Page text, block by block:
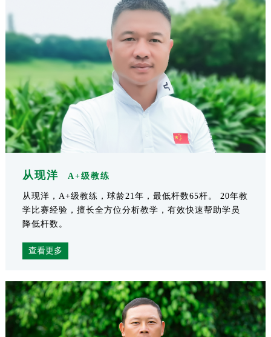
从现洋 A+级教练
从现洋，A+级教练，球龄21年，最低杆数65杆。 20年教
学比赛经验，擅长全方位分析教学，有效快速帮助学员
降低杆数。
查看更多